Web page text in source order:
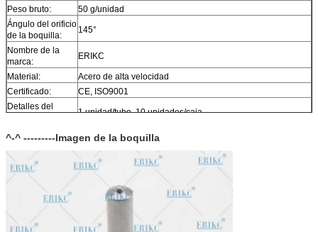
Peso bruto:
50 g/unidad
Ángulo del orificio
de la boquilla:
145°
Nombre de la
marca:
ERIKC
Material:
Acero de alta velocidad
Certificado:
CE, ISO9001
Detalles del
1 unidad/tubo, 10 unidades/caja
Tamaño de la
10 (cm)*4,5 (cm)*7,5 (cm)
Garantía:
12 meses
Tiempo de
entrega:
Dentro de 1-2 días después del pago, puede obtener los
productos dentro de 6-12 días.
Existencias:
En stock, no se puede dejar al descubierto sin embalaje en
Forma de envío:
DHL, FedEx, UPS, TNT, EMS, ARAMEX, por aire.
^-^ ---------Imagen de la boquilla